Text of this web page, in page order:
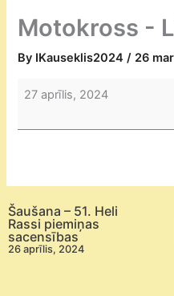
Motokross -
By IKauseklis2024/ 26
Motokross
LČ
27 aprīlis, 2024
Šaušana – 51. Heli
Rassi piemiņas
sacensības
26 aprīlis, 2024